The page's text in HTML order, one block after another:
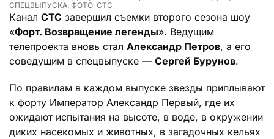
СПЕЦВЫПУСКА. ФОТО: СТС
Канал СТС завершил съемки второго сезона шоу
«Форт. Возвращение легенды». Ведущим
телепроекта вновь стал Александр Петров, а его
соведущим в спецвыпуске — Сергей Бурунов.
По правилам в каждом выпуске звезды приплывают
к форту Император Александр Первый, где их
ожидают испытания на высоте, в воде, в окружении
диких насекомых и животных, в загадочных кельях